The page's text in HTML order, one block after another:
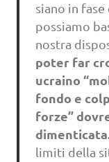
siano in
possiamo
nostra
poter far
ucraino
fondo e
forze”
limiti della